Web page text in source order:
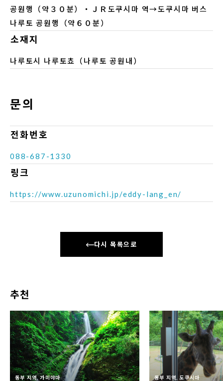
공원행（약３０분）・ＪＲ도쿠시마 역→도쿠시마 버스
나루토 공원행（약６０분）
소재지
나루토시 나루토쵸（나루토 공원내）
문의
전화번호
088-687-1330
링크
https://www.uzunomichi.jp/eddy-lang_en/
다시 목록으로
추천
동부 지역, 가미야마 동부 지역, 도쿠시마